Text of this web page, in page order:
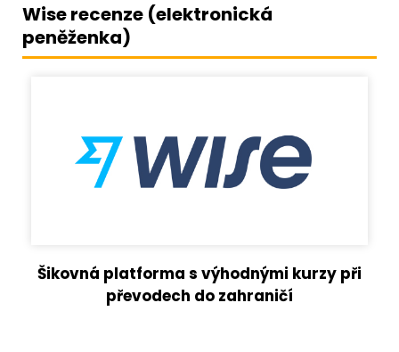
Wise recenze (elektronická
peněženka)
Šikovná platforma s výhodnými kurzy při
převodech do zahraničí